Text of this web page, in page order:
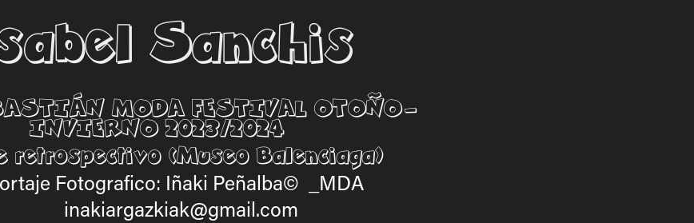
Sanchis
MODA FESTIVAL OTOÑO-
INVIERNO 2023/2024
retrospectivo (Museo Balenciaga)
Fotografico: Iñaki Peñalba© _MDA
inakiargazkiak@gmail.com